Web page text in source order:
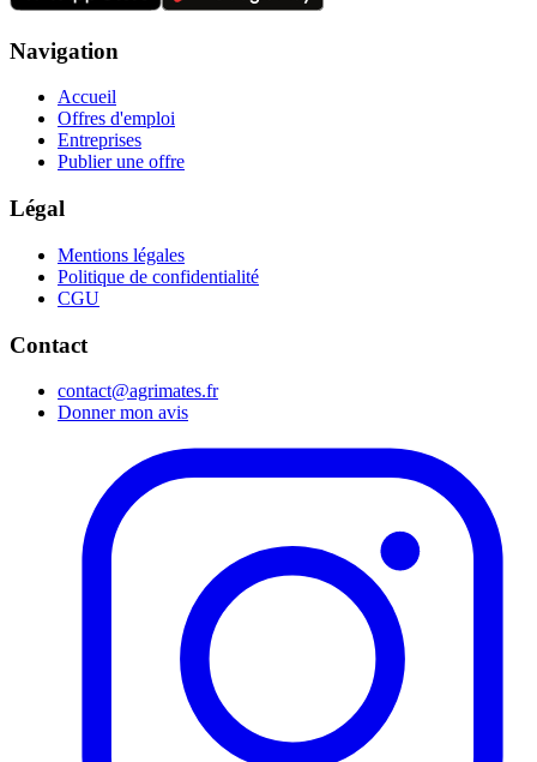
Navigation
Accueil
Offres d'emploi
Entreprises
Publier une offre
Légal
Mentions légales
Politique de confidentialité
CGU
Contact
contact@agrimates.fr
Donner mon avis